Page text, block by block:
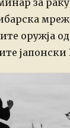
за
оружја